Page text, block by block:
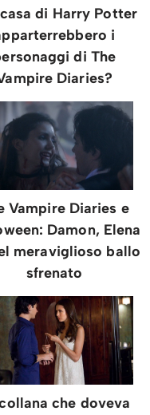
di Harry Potter
i
di The
Diaries?
Vampire Diaries e
Damon, Elena
meraviglioso ballo
sfrenato
che doveva